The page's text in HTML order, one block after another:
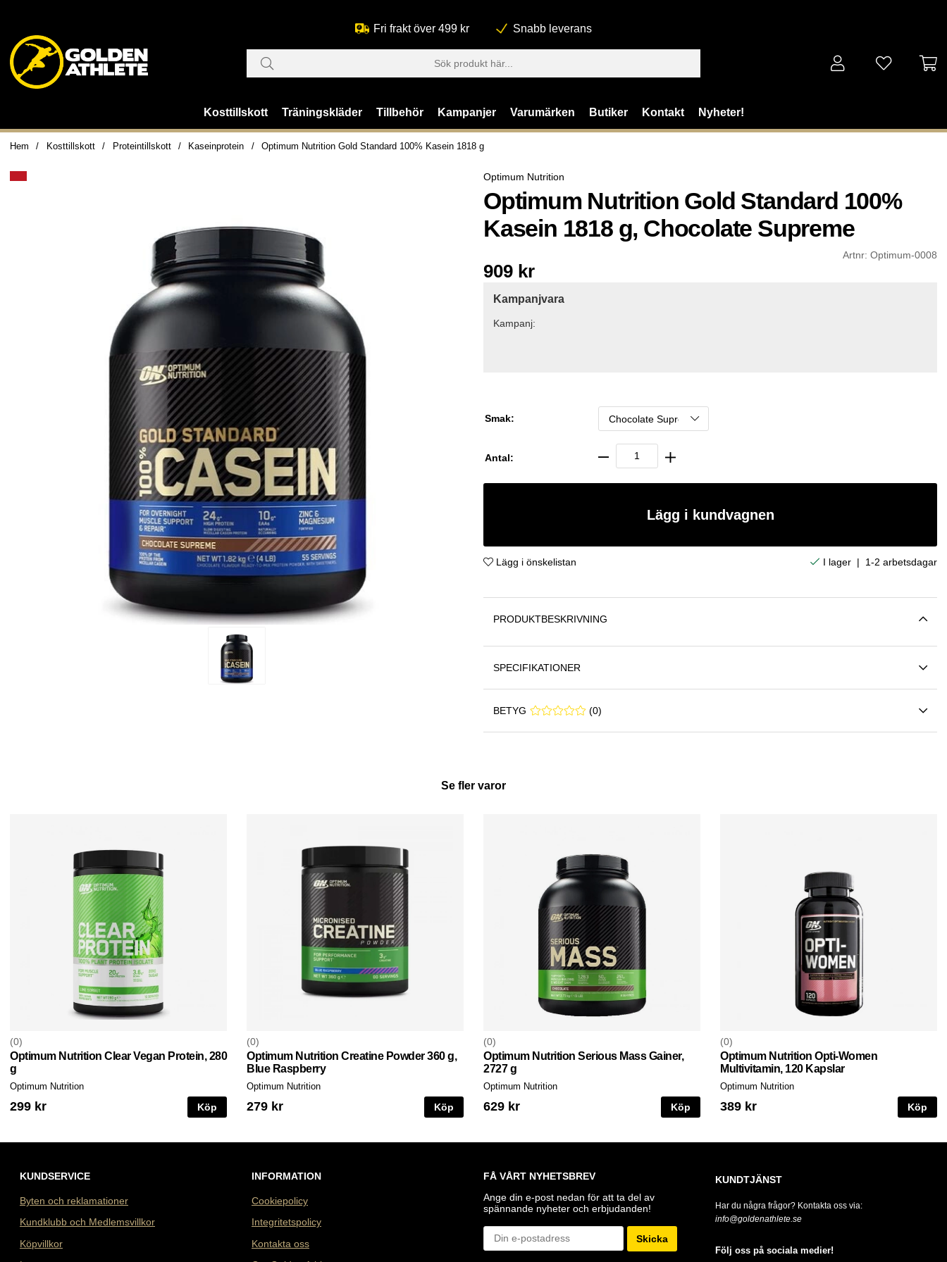
Fri frakt över 499 kr Snabb leverans
Kosttillskott Träningskläder Tillbehör Kampanjer Varumärken Butiker Kontakt Nyheter!
Hem Kosttillskott Proteintillskott Kaseinprotein Optimum Nutrition Gold Standard 100% Kasein 1818 g
Optimum Nutrition
Optimum Nutrition Gold Standard 100%
Kasein 1818 g, Chocolate Supreme
Artnr: Optimum-0008
909 kr
Kampanjvara
Kampanj:
Smak:
Antal:
Lägg i kundvagnen
Lägg i önskelistan | 1-2 arbetsdagar
PRODUKTBESKRIVNING
SPECIFIKATIONER
BETYG 0 0 (0)
Se fler varor
0
Optimum Nutrition Clear Vegan Protein, 280
g
Optimum Nutrition
299 kr Köp
0
Optimum Nutrition Creatine Powder 360 g,
Blue Raspberry
Optimum Nutrition
279 kr Köp
0
Optimum Nutrition Serious Mass Gainer,
2727 g
Optimum Nutrition
629 kr Köp
0
Optimum Nutrition Opti-Women
Multivitamin, 120 Kapslar
Optimum Nutrition
389 kr Köp
KUNDSERVICE
Byten och reklamationer
Kundklubb och Medlemsvillkor
Köpvillkor
INFORMATION
Cookiepolicy
Integritetspolicy
Kontakta oss
FÅ VÅRT NYHETSBREV
Ange din e-post nedan för att ta del av
spännande nyheter och erbjudanden!
Skicka
KUNDTJÄNST
Har du några frågor? Kontakta oss via:
info@goldenathlete.se
Följ oss på sociala medier!